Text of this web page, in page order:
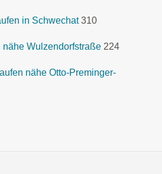
in Schwechat 310
Wulzendorfstraße 224
nähe Otto-Preminger-